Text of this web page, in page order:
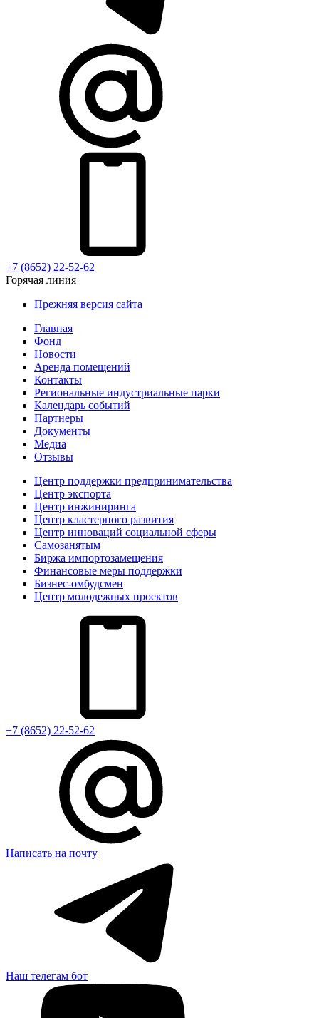
+7 (8652) 22-52-62
Горячая линия
Прежняя версия сайта
Главная
Фонд
Новости
Аренда помещений
Контакты
Региональные индустриальные парки
Календарь событий
Партнеры
Документы
Медиа
Отзывы
Центр поддержки предпринимательства
Центр экспорта
Центр инжиниринга
Центр кластерного развития
Центр инноваций социальной сферы
Cамозанятым
Биржа импортозамещения
Финансовые меры поддержки
Бизнес-омбудсмен
Центр молодежных проектов
+7 (8652) 22-52-62
Написать на почту
Наш телегам бот